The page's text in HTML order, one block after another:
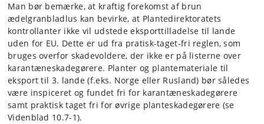
Man bør bemærke, at kraftig forekomst af brun
ædelgranbladlus kan bevirke, at Plantedirektoratets
kontrollanter ikke vil udstede eksporttilladelse til lande
uden for EU. Dette er ud fra pratisk-taget-fri reglen, som
bruges overfor skadevoldere, der ikke er på listerne over
karantæneskadegørere. Planter og plantemateriale til
eksport til 3. lande (f.eks. Norge eller Rusland) bør således
være inspice­ret og fundet fri for karantæneskade­gø­rere
samt praktisk taget fri for øvrige planteskadegørere (se
Videnblad 10.7-1).